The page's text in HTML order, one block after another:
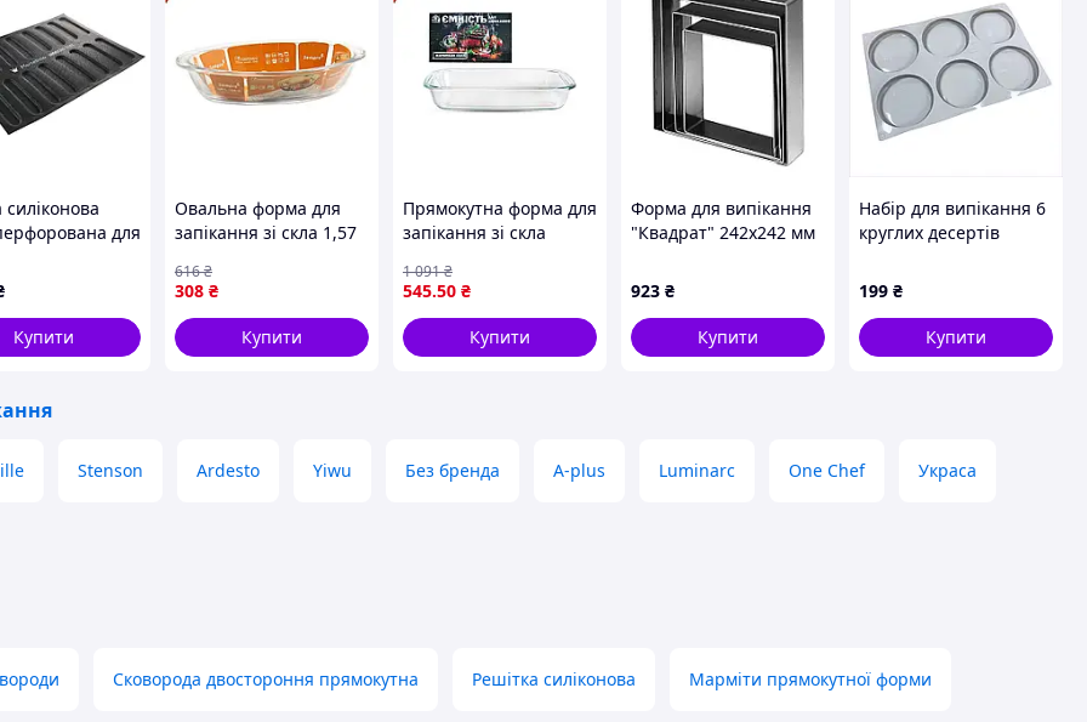
для
мм
Купити
Овальна форма для
запікання зі скла 1,57
створення кулінарних
шедеврів
308 ₴
616₴
Купити
Прямокутна форма для
запікання зі скла
випікання та
приготування страв
ТМ SNT
545.50 ₴
1 091₴
Купити
Форма для випікання
"Квадрат" 242х242 мм
923 ₴
Купити
Набір для випікання 6
круглих десертів
199 ₴
Купити
Stenson Ardesto Yiwu Без бренда A-plus Luminarc One Chef Украса
Сковорода двостороння прямокутна Решітка силіконова Марміти прямокутної форми